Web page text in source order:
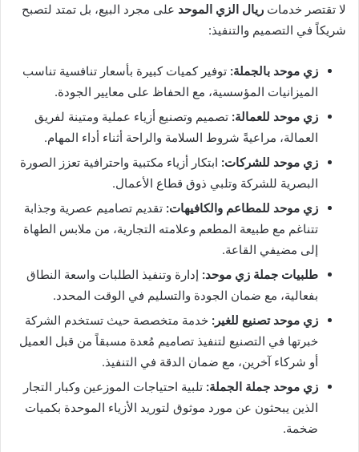
لا تقتصر خدمات ريال الزي الموحد على مجرد البيع، بل تمتد لتصبح
شريكاً في التصميم والتنفيذ:
زي موحد بالجملة: توفير كميات كبيرة بأسعار تنافسية تناسب
الميزانيات المؤسسية، مع الحفاظ على معايير الجودة.
زي موحد للعمالة: تصميم وتصنيع أزياء عملية ومتينة لفريق
العمالة، مراعيةً شروط السلامة والراحة أثناء أداء المهام.
زي موحد للشركات: ابتكار أزياء مكتبية واحترافية تعزز الصورة
البصرية للشركة وتلبي ذوق قطاع الأعمال.
زي موحد للمطاعم والكافيهات: تقديم تصاميم عصرية وجذابة
تتناغم مع طبيعة المطعم وعلامته التجارية، من ملابس الطهاة
إلى مضيفي القاعة.
طلبيات جملة زي موحد: إدارة وتنفيذ الطلبات واسعة النطاق
بفعالية، مع ضمان الجودة والتسليم في الوقت المحدد.
زي موحد تصنيع للغير: خدمة متخصصة حيث تستخدم الشركة
خبرتها في التصنيع لتنفيذ تصاميم مُعدة مسبقاً من قبل العميل
أو شركاء آخرين، مع ضمان الدقة في التنفيذ.
زي موحد جملة الجملة: تلبية احتياجات الموزعين وكبار التجار
الذين يبحثون عن مورد موثوق لتوريد الأزياء الموحدة بكميات
ضخمة.